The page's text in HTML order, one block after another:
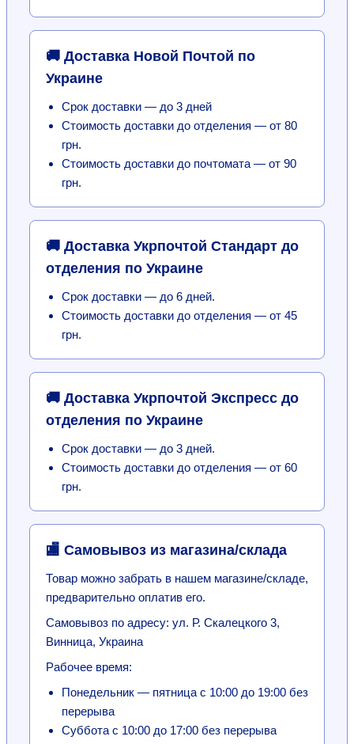
🚚 Доставка Новой Почтой по
Украине
Срок доставки — до 3 дней
Стоимость доставки до отделения — от 80
грн.
Стоимость доставки до почтомата — от 90
грн.
🚚 Доставка Укрпочтой Стандарт до
отделения по Украине
Срок доставки — до 6 дней.
Стоимость доставки до отделения — от 45
грн.
🚚 Доставка Укрпочтой Экспресс до
отделения по Украине
Срок доставки — до 3 дней.
Стоимость доставки до отделения — от 60
грн.
🏬 Самовывоз из магазина/склада
Товар можно забрать в нашем магазине/складе,
предварительно оплатив его.
Самовывоз по адресу: ул. Р. Скалецкого 3,
Винница, Украина
Рабочее время:
Понедельник — пятница с 10:00 до 19:00 без
перерыва
Суббота с 10:00 до 17:00 без перерыва